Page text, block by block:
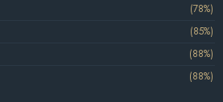
(78%)
(85%)
(88%)
(88%)